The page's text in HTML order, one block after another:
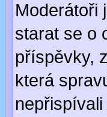
Moderátoři
starat se o
příspěvky,
která
nepřispívali